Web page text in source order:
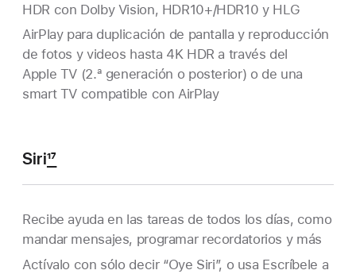
HDR con Dolby Vision, HDR10+/HDR10 y HLG
AirPlay para duplicación de pantalla y reproducción
de fotos y videos hasta 4K HDR a través del
Apple TV (2.ª generación o posterior) o de una
smart TV compatible con AirPlay
Siri17
Recibe ayuda en las tareas de todos los días, como
mandar mensajes, programar recordatorios y más
Actívalo con sólo decir “Oye Siri”, o usa Escríbele a